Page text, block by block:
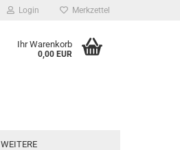
Login Merkzettel
Ihr Warenkorb
0,00 EUR
WEITERE